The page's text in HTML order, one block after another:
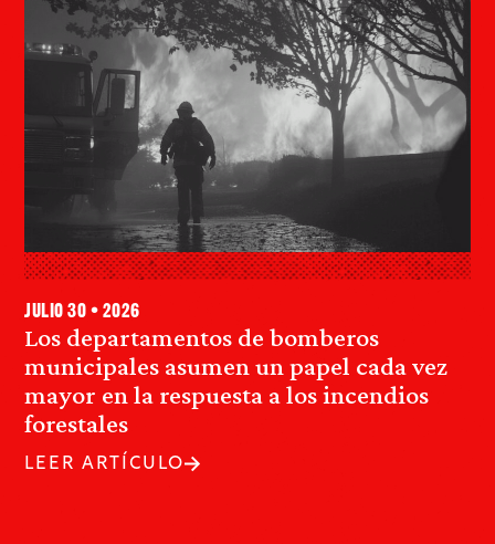
Los departamentos de bomberos
municipales asumen un papel cada vez
mayor en la respuesta a los incendios
forestales
julio 30 • 2026
LEER ARTÍCULO